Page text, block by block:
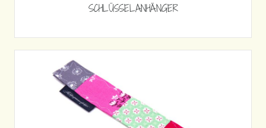
SCHLÜSSELANHÄNGER